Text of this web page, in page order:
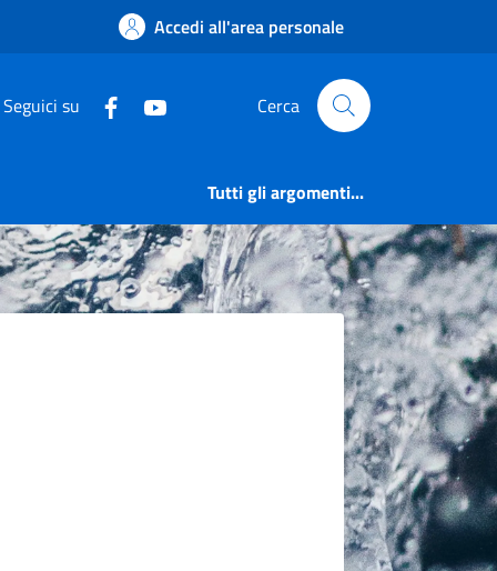
Accedi all'area personale
Seguici su Cerca
Tutti gli argomenti...